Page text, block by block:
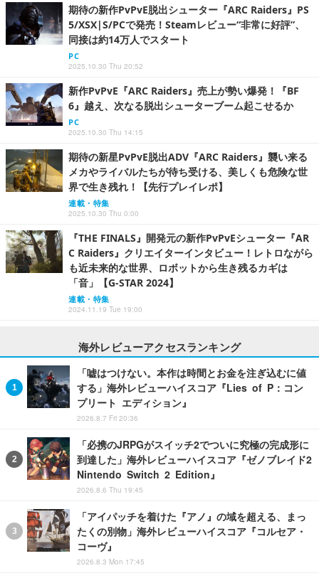
期待の新作PvPvE脱出シューター『ARC Raiders』PS
5/XSX|S/PCで発売！Steamレビュー“非常に好評”、
同接は約14万人でスタート
PC
2025.10.30 Thu 20:52
新作PvPvE『ARC Raiders』売上が勢い爆発！『BF
6』越え、次なる脱出シューターブーム起こせるか
PC
2025.10.30 Thu 14:15
期待の新星PvPvE脱出ADV『ARC Raiders』襲い来る
メカやライバルたちが待ち受ける、美しくも危険な世
界で生き残れ！【先行プレイレポ】
連載・特集
2025.10.30 Thu 0:00
『THE FINALS』開発元の新作PvPvEシューター『AR
C Raiders』クリエイターインタビュー！レトロながら
も近未来的な世界、ロボットから生き残るカギは
「音」【G-STAR 2024】
連載・特集
2024.11.19 Tue 19:00
海外レビューアクセスランキング
「嘘はつけない。本作は時間とお金を注ぎ込むに値
する」海外レビューハイスコア『Lies of P：コン
プリート エディション』
2026.8.7 Fri 20:36
「必携のJRPGがスイッチ2でついに究極の完成形に
到達した」海外レビューハイスコア『ゼノブレイド2
Nintendo Switch 2 Edition』
2026.8.6 Thu 19:45
「アイパッチを着けた『アノ』の域を超える、まっ
たくの別物」海外レビューハイスコア『コルセア・
コーヴ』
2026.8.3 Mon 17:45